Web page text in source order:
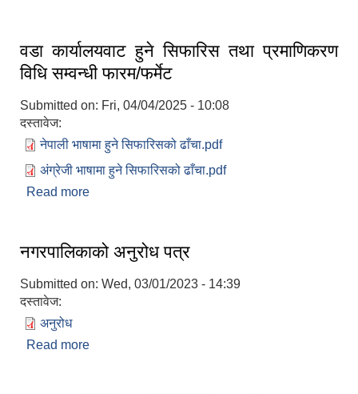
वडा कार्यालयवाट हुने सिफारिस तथा प्रमाणिकरण
विधि सम्वन्धी फारम/फर्मेट
Submitted on: Fri, 04/04/2025 - 10:08
दस्तावेज:
नेपाली भाषामा हुने सिफारिसको ढाँचा.pdf
अंग्रेजी भाषामा हुने सिफारिसको ढाँचा.pdf
Read more
नगरपालिकाको अनुरोध पत्र
Submitted on: Wed, 03/01/2023 - 14:39
दस्तावेज:
अनुरोध
Read more